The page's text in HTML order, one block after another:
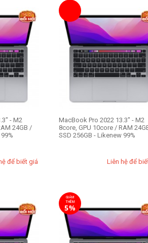
zShop tự hào là một cửa hàng uy tín chuyên
linh hoạt. Hãy đến ngay với zShop để
- M2
24GB /
để biết giá
MacBook Pro 2022 13.3" - M2
8core, GPU 10core / RAM
SSD 256GB - Likenew 99%
Liên hệ để
GIẢM
THÊM
5%